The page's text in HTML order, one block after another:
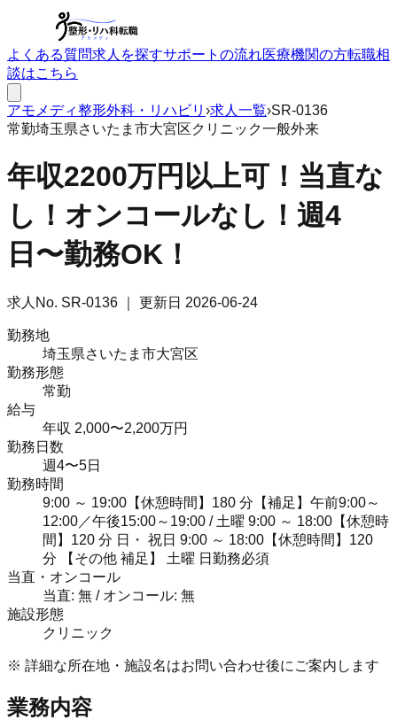
よくある質問求人を探すサポートの流れ医療機関の方転職相
談はこちら
アモメディ整形外科・リハビリ ›求人一覧›SR-0136
常勤埼玉県さいたま市大宮区クリニック一般外来
年収2200万円以上可！当直な
し！オンコールなし！週4
日〜勤務OK！
求人No. SR-0136 ｜ 更新日 2026-06-24
勤務地
埼玉県さいたま市大宮区
勤務形態
常勤
給与
年収 2,000〜2,200万円
勤務日数
週4〜5日
勤務時間
9:00 ～ 19:00【休憩時間】180 分【補足】午前9:00～
12:00／午後15:00～19:00 / 土曜 9:00 ～ 18:00【休憩時
間】120 分 日・ 祝日 9:00 ～ 18:00【休憩時間】120
分 【その他 補足】 土曜 日勤務必須
当直・オンコール
当直: 無 / オンコール: 無
施設形態
クリニック
※ 詳細な所在地・施設名はお問い合わせ後にご案内します
業務内容